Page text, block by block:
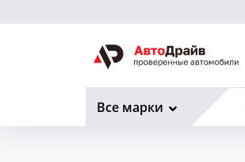
Все марки